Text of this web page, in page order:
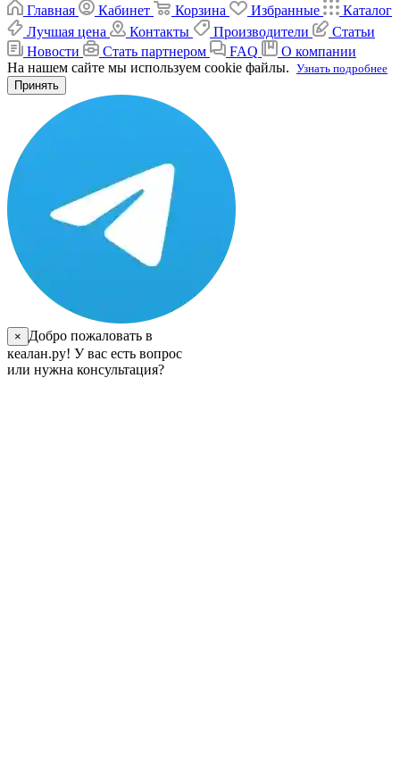
Главная
Кабинет Корзина Избранные
Каталог
Лучшая цена
Контакты Производители
Статьи
Новости
Стать партнером FAQ
О компании
На нашем сайте мы используем cookie файлы. Узнать подробнее
Принять
×
Добро пожаловать в
кеалан.ру! У вас есть вопрос
или нужна консультация?